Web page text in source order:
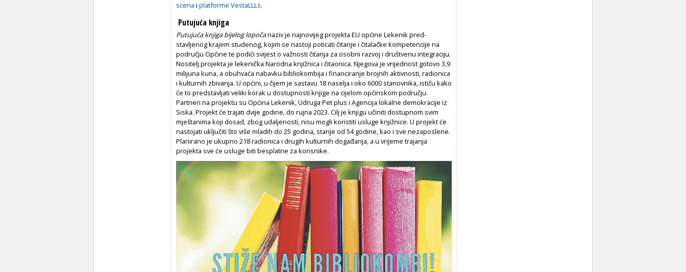
scena i platforme VestaLLLs.
Putujuća knjiga
Putujuća knjiga bijelog lopočanaziv je naj­novijeg projekta EU općine Lekenik pred­
stavljenog krajem studenog, kojim se nastoji poticati čitanje i čitalačke kompetencije na
području Općine te podići svijest o važnosti čitanja za osobni razvoj i društvenu integraciju.
Nositelj projekta je lekenička Narodna knjižnica i čitaonica. Njegova je vrijednost gotovo 3,9
milijuna kuna, a obuhvaća nabavku bibliokombija i financiranje brojnih aktivnosti, radionica
i kulturnih zbivanja. U općini, u čijem je sastavu 18 naselja i oko 6000 stanovnika, ističu kako
će to predstavljati veliki korak u dostupnosti knjige na cijelom općinskom području.
Partneri na projektu su Općina Lekenik, Udruga Pet plus i Agencija lokalne demokracije iz
Siska. Projekt će trajati dvije godine, do rujna 2023. Cilj je knjigu učiniti dostupnom svim
mještanima koji dosad, zbog udaljenosti, nisu mogli koristiti usluge knjižnice. U projekt će
nastojati uključiti što više mladih do 25 godina, starije od 54 godine, kao i sve nezaposlene.
Planirano je ukupno 218 radionica i drugih kulturnih događanja, a u vrijeme trajanja
projekta sve će usluge biti besplatne za korisnike.